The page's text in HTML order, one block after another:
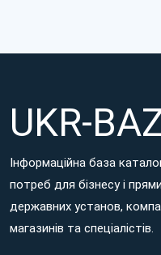
UKR-
Інформаційна база
потреб для бізнесу і
державних установ,
магазинів та спеціалістів.